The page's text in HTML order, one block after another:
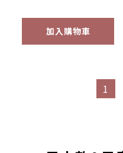
加入購物車
1